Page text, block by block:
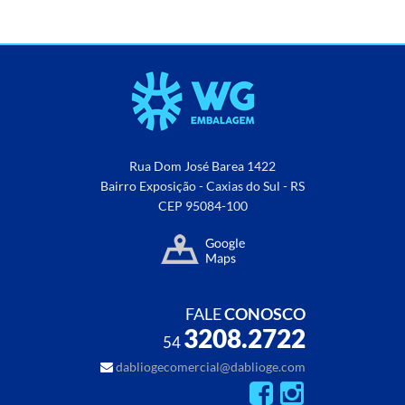
Rua Dom José Barea 1422
Bairro Exposição - Caxias do Sul - RS
CEP 95084-100
FALECONOSCO
543208.2722
dabliogecomercial@dablioge.com